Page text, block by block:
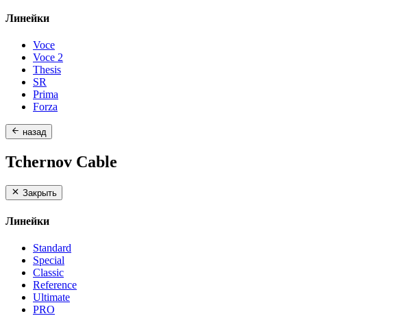
Линейки
Voce
Voce 2
Thesis
SR
Prima
Forza
назад
Tchernov Cable
Закрыть
Линейки
Standard
Special
Classic
Reference
Ultimate
PRO